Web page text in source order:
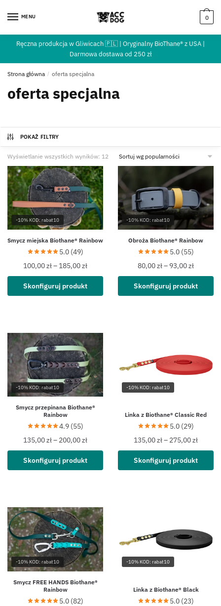
MENU 0
Ręczna produkcja w Gliwicach 🇵🇱 | Oryginalny BioThane® z USA |
Darmowa dostawa od 250 zł
Strona główna / oferta specjalna
oferta specjalna
POKAŻ FILTRY
Wyświetlanie wszystkich wyników: 12
-10% KOD: rabat10
Smycz miejska Biothane® Rainbow
5.0 (49)
100,00zł– 185,00zł
Skonfiguruj produkt
-10% KOD: rabat10
Obroża Biothane® Rainbow
5.0 (55)
80,00zł– 93,00zł
Skonfiguruj produkt
-10% KOD: rabat10
Smycz przepinana Biothane®
Rainbow
4.9 (55)
135,00zł– 200,00zł
Skonfiguruj produkt
-10% KOD: rabat10
Linka z Biothane® Classic Red
5.0 (29)
135,00zł– 275,00zł
Skonfiguruj produkt
-10% KOD: rabat10
Smycz FREE HANDS Biothane®
Rainbow
5.0 (82)
-10% KOD: rabat10
Linka z Biothane® Black
5.0 (23)